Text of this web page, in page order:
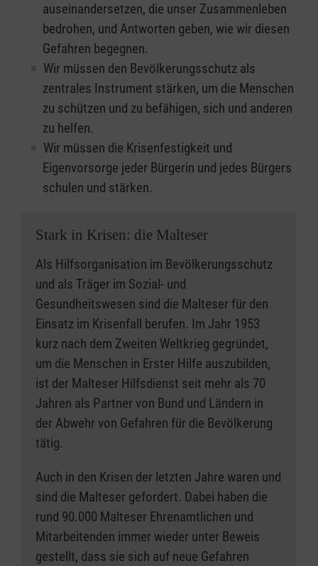
auseinandersetzen, die unser Zusammenleben
bedrohen, und Antworten geben, wie wir diesen
Gefahren begegnen.
Wir müssen den Bevölkerungsschutz als
zentrales Instrument stärken, um die Menschen
zu schützen und zu befähigen, sich und anderen
zu helfen.
Wir müssen die Krisenfestigkeit und
Eigenvorsorge jeder Bürgerin und jedes Bürgers
schulen und stärken.
Stark in Krisen: die Malteser
Als Hilfsorganisation im Bevölkerungsschutz
und als Träger im Sozial- und
Gesundheitswesen sind die Malteser für den
Einsatz im Krisenfall berufen. Im Jahr 1953
kurz nach dem Zweiten Weltkrieg gegründet,
um die Menschen in Erster Hilfe auszubilden,
ist der Malteser Hilfsdienst seit mehr als 70
Jahren als Partner von Bund und Ländern in
der Abwehr von Gefahren für die Bevölkerung
tätig.
Auch in den Krisen der letzten Jahre waren und
sind die Malteser gefordert. Dabei haben die
rund 90.000 Malteser Ehrenamtlichen und
Mitarbeitenden immer wieder unter Beweis
gestellt, dass sie sich auf neue Gefahren